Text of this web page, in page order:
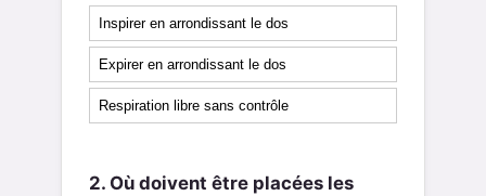
Inspirer en arrondissant le dos
Expirer en arrondissant le dos
Respiration libre sans contrôle
2. Où doivent être placées les